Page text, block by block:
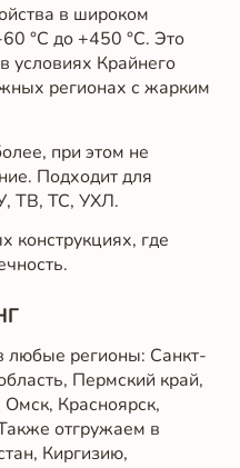
в широком
°C до +450 °C. Это
условиях Крайнего
регионах с жарким
при этом не
Подходит для
ТВ, ТС, УХЛ.
конструкциях, где
любые регионы: Санкт-
Пермский край,
Красноярск,
отгружаем в
Киргизию,